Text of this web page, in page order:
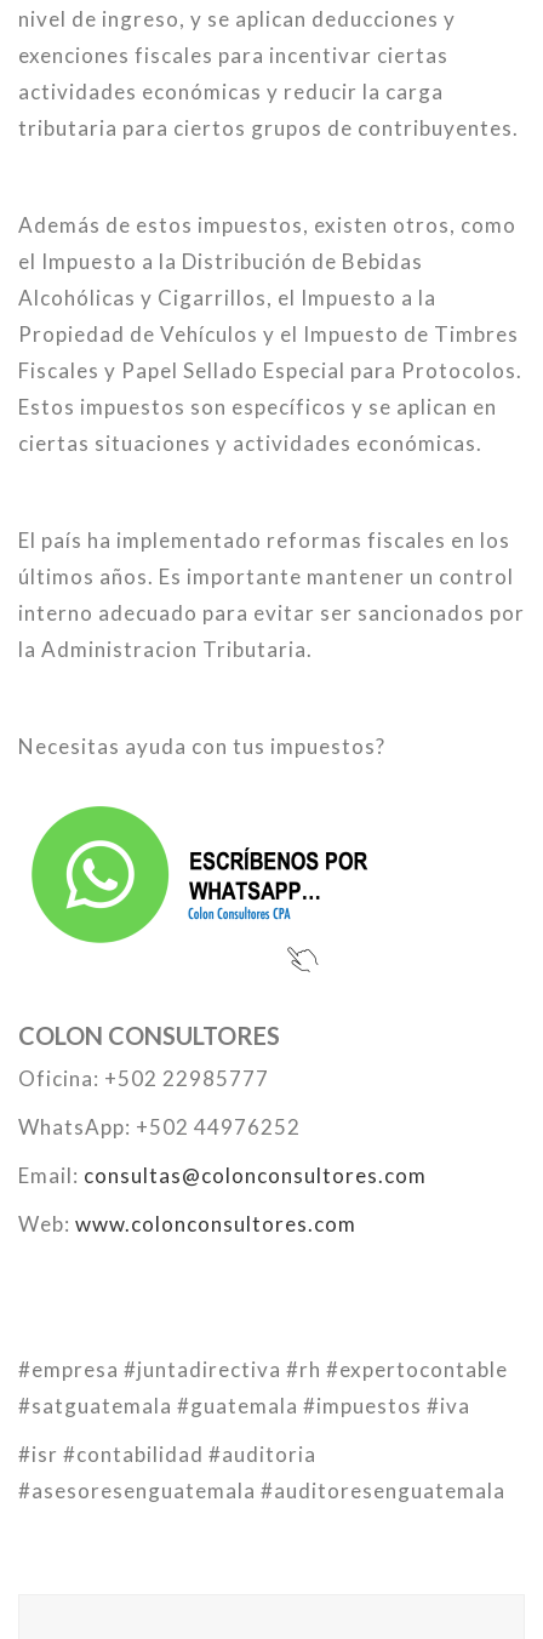
nivel de ingreso, y se aplican deducciones y
exenciones fiscales para incentivar ciertas
actividades económicas y reducir la carga
tributaria para ciertos grupos de contribuyentes.
Además de estos impuestos, existen otros, como
el Impuesto a la Distribución de Bebidas
Alcohólicas y Cigarrillos, el Impuesto a la
Propiedad de Vehículos y el Impuesto de Timbres
Fiscales y Papel Sellado Especial para Protocolos.
Estos impuestos son específicos y se aplican en
ciertas situaciones y actividades económicas.
El país ha implementado reformas fiscales en los
últimos años. Es importante mantener un control
interno adecuado para evitar ser sancionados por
la Administracion Tributaria.
Necesitas ayuda con tus impuestos?
COLON CONSULTORES
Oficina: +502 22985777
WhatsApp: +502 44976252
Email: consultas@colonconsultores.com
Web: www.colonconsultores.com
#empresa #juntadirectiva #rh #expertocontable
#satguatemala #guatemala #impuestos #iva
#isr #contabilidad #auditoria
#asesoresenguatemala #auditoresenguatemala